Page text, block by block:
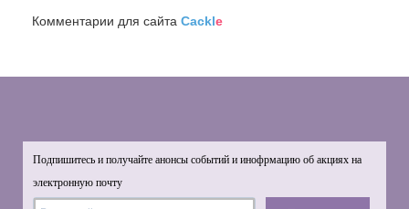
Комментарии для сайта Cackle
Подпишитесь и получайте анонсы событий и инофрмацию об акциях на
электронную почту